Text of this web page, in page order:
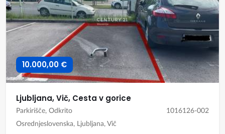
10.000,00 €
Ljubljana, Vič, Cesta v gorice
Parkirišče, Odkrito
1016126-002
Osrednjeslovenska, Ljubljana, Vič